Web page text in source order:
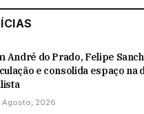
André do Prado, Felipe
e consolida espaço na
Agosto, 2026